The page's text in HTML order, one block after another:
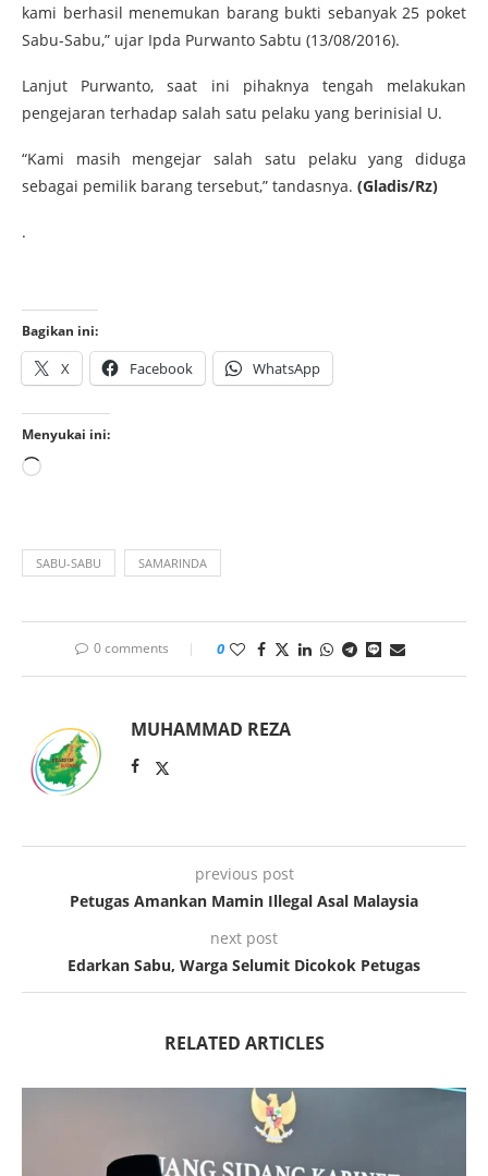
kami berhasil menemukan barang bukti sebanyak 25 poket
Sabu-Sabu,” ujar Ipda Purwanto Sabtu (13/08/2016).
Lanjut Purwanto, saat ini pihaknya tengah melakukan
pengejaran terhadap salah satu pelaku yang berinisial U.
“Kami masih mengejar salah satu pelaku yang diduga
sebagai pemilik barang tersebut,” tandasnya. (Gladis/Rz)
.
Bagikan ini:
X Facebook WhatsApp
Menyukai ini:
SABU-SABU SAMARINDA
0 comments 0
MUHAMMAD REZA
previous post
Petugas Amankan Mamin Illegal Asal Malaysia
next post
Edarkan Sabu, Warga Selumit Dicokok Petugas
RELATED ARTICLES